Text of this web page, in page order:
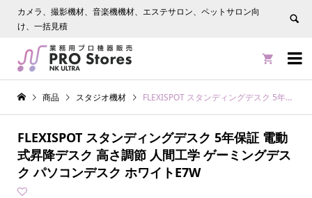
カメラ、撮影機材、音楽機機材、エステサロン、ペットサロン向
け、一括見積


商品 スタジオ機材 FLEXISPOT スタンディングデスク 5年保証 電動式昇降デスク 高さ調節 人間工学 ゲーミングデスク パソコンデスク ホワイトE7W
FLEXISPOT スタンディングデスク 5年保証 電動
式昇降デスク 高さ調節 人間工学 ゲーミングデス
ク パソコンデスク ホワイトE7W